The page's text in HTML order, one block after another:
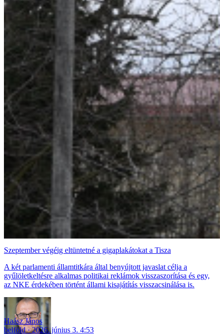
Szeptember végéig eltüntetné a gigaplakátokat a Tisza
A két parlamenti államtitkára által benyújtott javaslat célja a
gyűlöletkeltésre alkalmas politikai reklámok visszaszorítása és egy,
az NKE érdekében történt állami kisajátítás visszacsinálása is.
Haász János
belföld
2026. június 3. 4:53